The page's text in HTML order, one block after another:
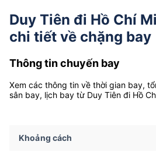
Duy Tiên đi Hồ Chí
chi tiết về chặng bay
Thông tin chuyến bay
Xem các thông tin về thời gian bay,
sân bay, lịch bay từ Duy Tiên đi Hồ
Khoảng cách